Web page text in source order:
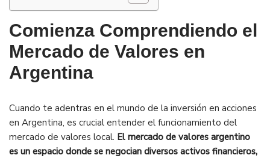
Comienza Comprendiendo el
Mercado de Valores en
Argentina
Cuando te adentras en el mundo de la inversión en acciones
en Argentina, es crucial entender el funcionamiento del
mercado de valores local. El mercado de valores argentino
es un espacio donde se negocian diversos activos financieros,